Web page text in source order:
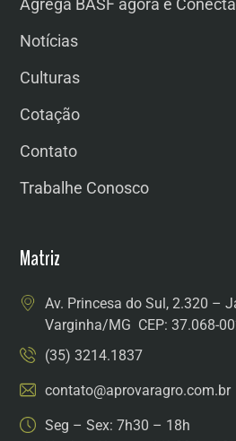
Notícias
Culturas
Cotação
Contato
Trabalhe Conosco
Matriz
Av. Princesa do Sul, 2.320 –
Varginha/MG CEP: 37.068-
(35) 3214.1837
contato@aprovaragro.com.br
Seg – Sex: 7h30 – 18h